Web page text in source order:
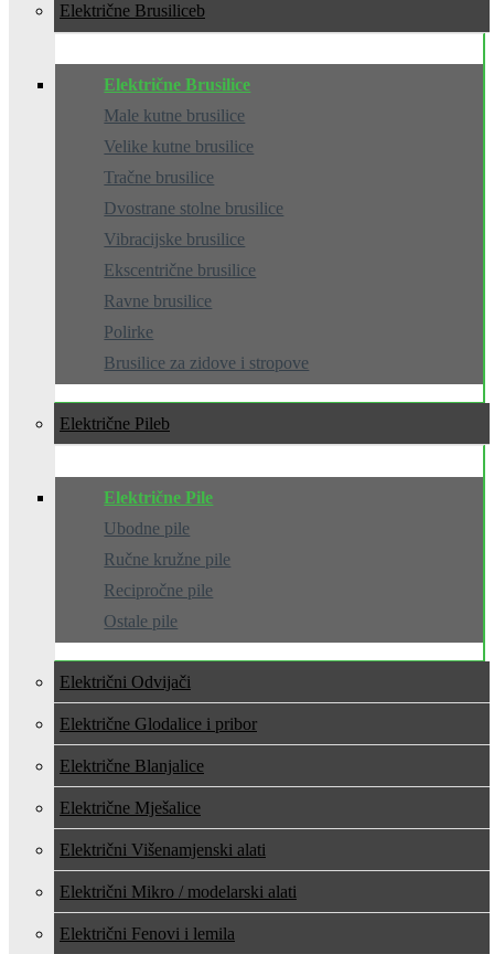
Električne Brusilice
Električne Brusilice
Male kutne brusilice
Velike kutne brusilice
Tračne brusilice
Dvostrane stolne brusilice
Vibracijske brusilice
Ekscentrične brusilice
Ravne brusilice
Polirke
Brusilice za zidove i stropove
Električne Pile
Električne Pile
Ubodne pile
Ručne kružne pile
Recipročne pile
Ostale pile
Električni Odvijači
Električne Glodalice i pribor
Električne Blanjalice
Električne Mješalice
Električni Višenamjenski alati
Električni Mikro / modelarski alati
Električni Fenovi i lemila